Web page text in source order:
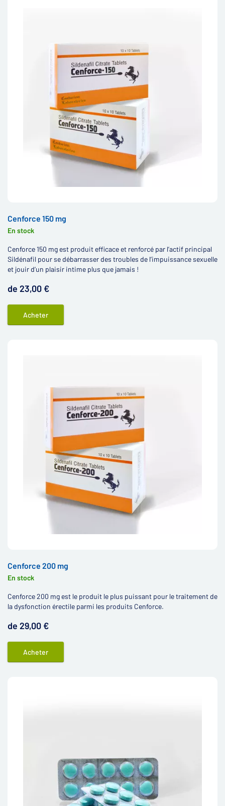
Cenforce 150 mg
En stock
Cenforce 150 mg est produit efficace et renforcé par l’actif principal
Sildénafil pour se débarrasser des troubles de l’impuissance sexuelle
et jouir d’un plaisir intime plus que jamais !
de 23,00 €
Acheter
Cenforce 200 mg
En stock
Cenforce 200 mg est le produit le plus puissant pour le traitement de
la dysfonction érectile parmi les produits Cenforce.
de 29,00 €
Acheter